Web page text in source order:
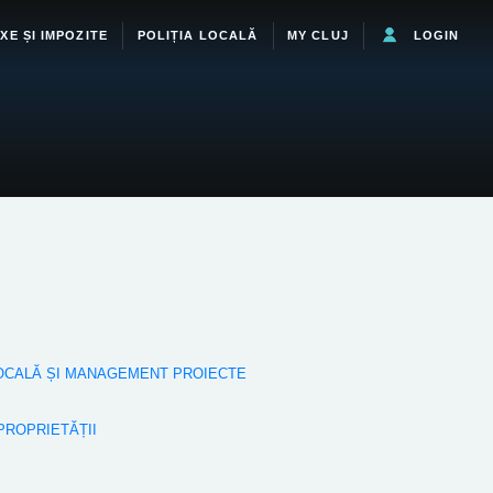
ȘI IMPOZITE POLIȚIA LOCALĂ MY CLUJ LOGIN
ȘI MANAGEMENT PROIECTE